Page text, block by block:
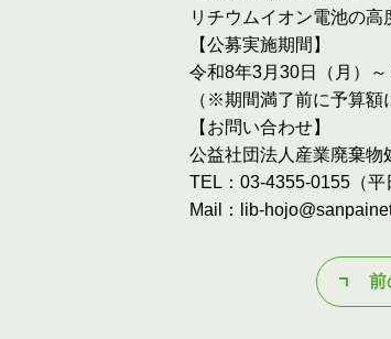
リチウムイオン電池の
【公募実施期間】
令和8年3月30日（月）
（※期間満了前に予算額
【お問い合わせ】
公益社団法人産業廃棄
TEL：03-4355-0155（
Mail：lib-
前